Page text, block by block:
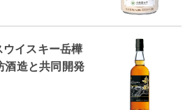
ウイスキー岳樺
造と共同開発